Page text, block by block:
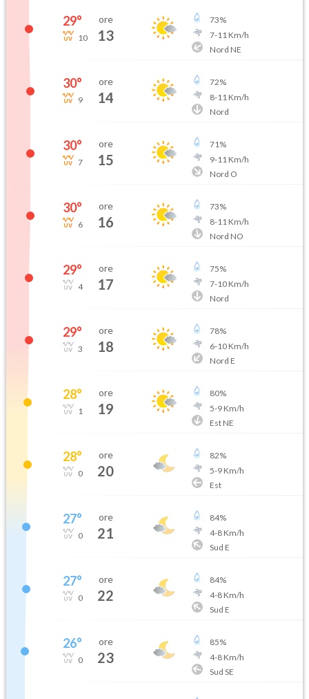
29°
10
ore
13
73%
7-11 Km/h
Nord NE
30°
9
ore
14
72%
8-11 Km/h
Nord
30°
7
ore
15
71%
9-11 Km/h
Nord O
30°
6
ore
16
73%
8-11 Km/h
Nord NO
29°
4
ore
17
75%
7-10Km/h
Nord
29°
3
ore
18
78%
6-10Km/h
Nord E
28°
1
ore
19
80%
5-9Km/h
Est NE
28°
0
ore
20
82%
5-9Km/h
Est
27°
0
ore
21
84%
4-8Km/h
Sud E
27°
0
ore
22
84%
4-8Km/h
Sud E
26°
0
ore
23
85%
4-8Km/h
Sud SE